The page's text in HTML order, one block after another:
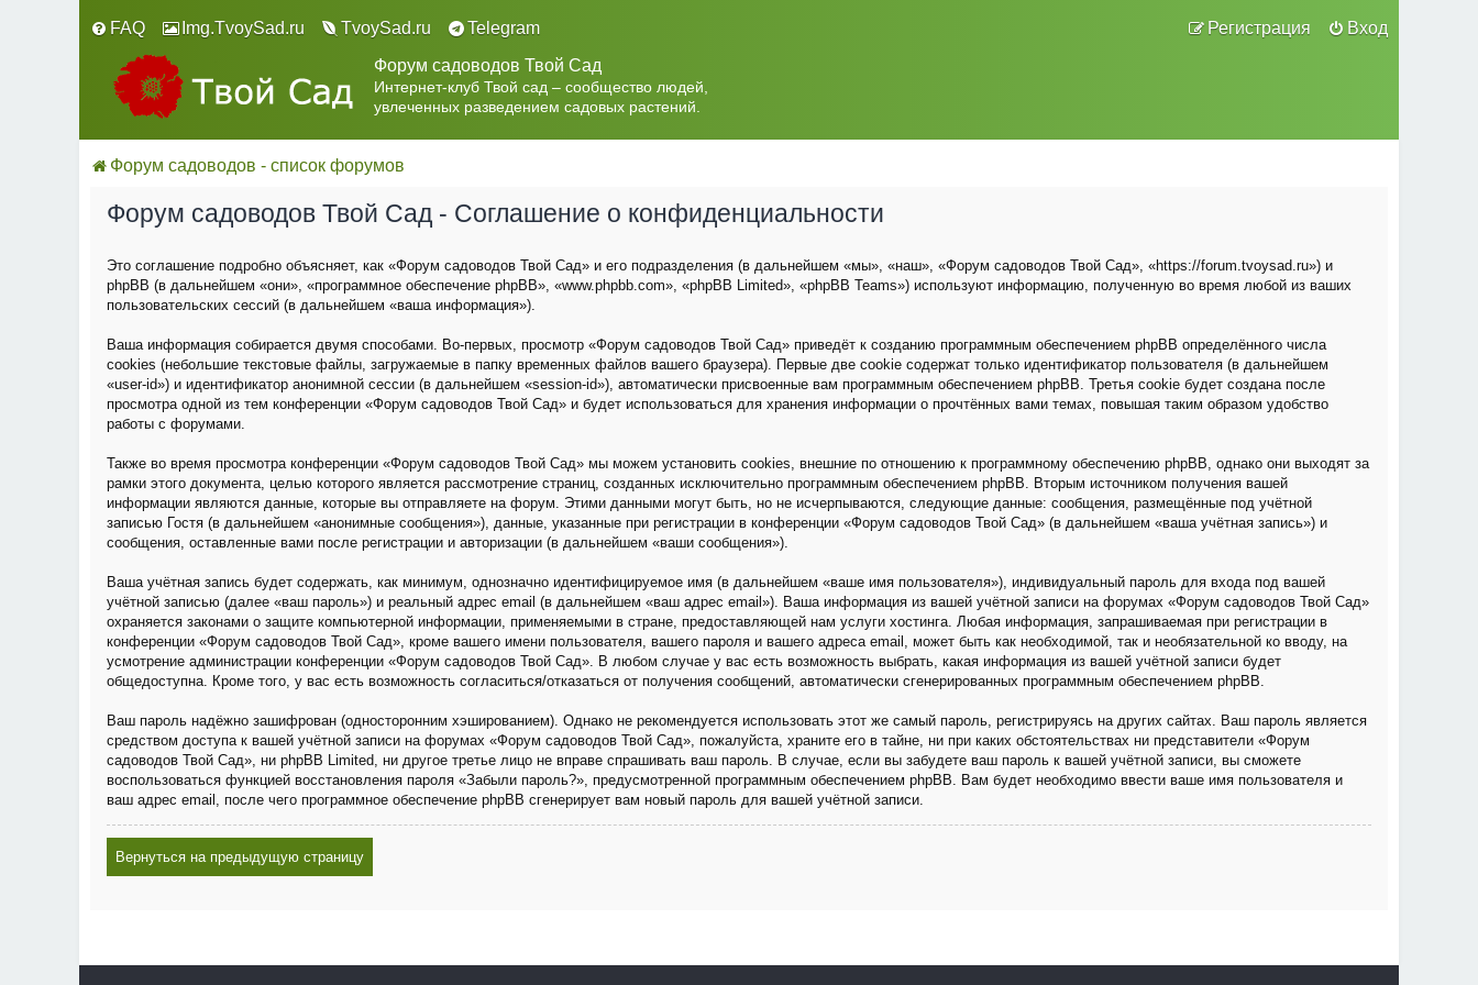
FAQ Вход
Регистрация
Img.TvoySad.ru TvoySad.ru
Telegram
Форум садоводов Твой Сад
Интернет-клуб Твой сад – сообщество людей,
увлеченных разведением садовых растений.
Форум садоводов - список форумов
Форум садоводов Твой Сад - Соглашение о конфиденциальности
Это соглашение подробно объясняет, как «Форум садоводов Твой Сад» и его подразделения (в дальнейшем «мы», «наш», «Форум садоводов Твой Сад», «https://forum.tvoysad.ru») и
phpBB (в дальнейшем «они», «программное обеспечение phpBB», «www.phpbb.com», «phpBB Limited», «phpBB Teams») используют информацию, полученную во время любой из ваших
пользовательских сессий (в дальнейшем «ваша информация»).
Ваша информация собирается двумя способами. Во-первых, просмотр «Форум садоводов Твой Сад» приведёт к созданию программным обеспечением phpBB определённого числа
cookies (небольшие текстовые файлы, загружаемые в папку временных файлов вашего браузера). Первые две cookie содержат только идентификатор пользователя (в дальнейшем
«user-id») и идентификатор анонимной сессии (в дальнейшем «session-id»), автоматически присвоенные вам программным обеспечением phpBB. Третья cookie будет создана после
просмотра одной из тем конференции «Форум садоводов Твой Сад» и будет использоваться для хранения информации о прочтённых вами темах, повышая таким образом удобство
работы с форумами.
Также во время просмотра конференции «Форум садоводов Твой Сад» мы можем установить cookies, внешние по отношению к программному обеспечению phpBB, однако они выходят за
рамки этого документа, целью которого является рассмотрение страниц, созданных исключительно программным обеспечением phpBB. Вторым источником получения вашей
информации являются данные, которые вы отправляете на форум. Этими данными могут быть, но не исчерпываются, следующие данные: сообщения, размещённые под учётной
записью Гостя (в дальнейшем «анонимные сообщения»), данные, указанные при регистрации в конференции «Форум садоводов Твой Сад» (в дальнейшем «ваша учётная запись») и
сообщения, оставленные вами после регистрации и авторизации (в дальнейшем «ваши сообщения»).
Ваша учётная запись будет содержать, как минимум, однозначно идентифицируемое имя (в дальнейшем «ваше имя пользователя»), индивидуальный пароль для входа под вашей
учётной записью (далее «ваш пароль») и реальный адрес email (в дальнейшем «ваш адрес email»). Ваша информация из вашей учётной записи на форумах «Форум садоводов Твой Сад»
охраняется законами о защите компьютерной информации, применяемыми в стране, предоставляющей нам услуги хостинга. Любая информация, запрашиваемая при регистрации в
конференции «Форум садоводов Твой Сад», кроме вашего имени пользователя, вашего пароля и вашего адреса email, может быть как необходимой, так и необязательной ко вводу, на
усмотрение администрации конференции «Форум садоводов Твой Сад». В любом случае у вас есть возможность выбрать, какая информация из вашей учётной записи будет
общедоступна. Кроме того, у вас есть возможность согласиться/отказаться от получения сообщений, автоматически сгенерированных программным обеспечением phpBB.
Ваш пароль надёжно зашифрован (односторонним хэшированием). Однако не рекомендуется использовать этот же самый пароль, регистрируясь на других сайтах. Ваш пароль является
средством доступа к вашей учётной записи на форумах «Форум садоводов Твой Сад», пожалуйста, храните его в тайне, ни при каких обстоятельствах ни представители «Форум
садоводов Твой Сад», ни phpBB Limited, ни другое третье лицо не вправе спрашивать ваш пароль. В случае, если вы забудете ваш пароль к вашей учётной записи, вы сможете
воспользоваться функцией восстановления пароля «Забыли пароль?», предусмотренной программным обеспечением phpBB. Вам будет необходимо ввести ваше имя пользователя и
ваш адрес email, после чего программное обеспечение phpBB сгенерирует вам новый пароль для вашей учётной записи.
Вернуться на предыдущую страницу